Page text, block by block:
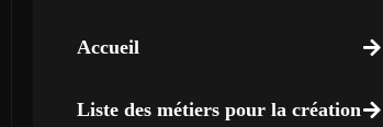
Accueil
Liste des métiers pour la création